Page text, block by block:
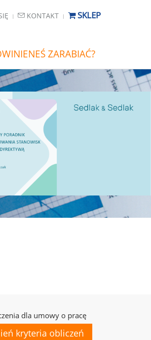
KONTAKT SKLEP
ZARABIAĆ?
dla umowy o pracę
kryteria obliczeń